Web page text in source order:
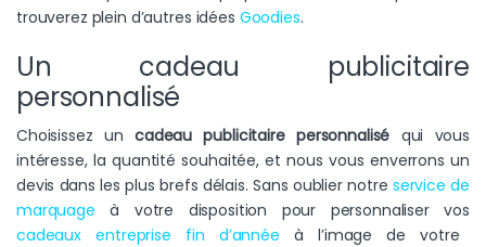
trouverez plein d’autres idées Goodies.
Un cadeau publicitaire
personnalisé
Choisissez un cadeau publicitaire personnalisé qui vous
intéresse, la quantité souhaitée, et nous vous enverrons un
devis dans les plus brefs délais. Sans oublier notre service de
marquage à votre disposition pour personnaliser vos
cadeaux entreprise fin d’année à l’image de votre